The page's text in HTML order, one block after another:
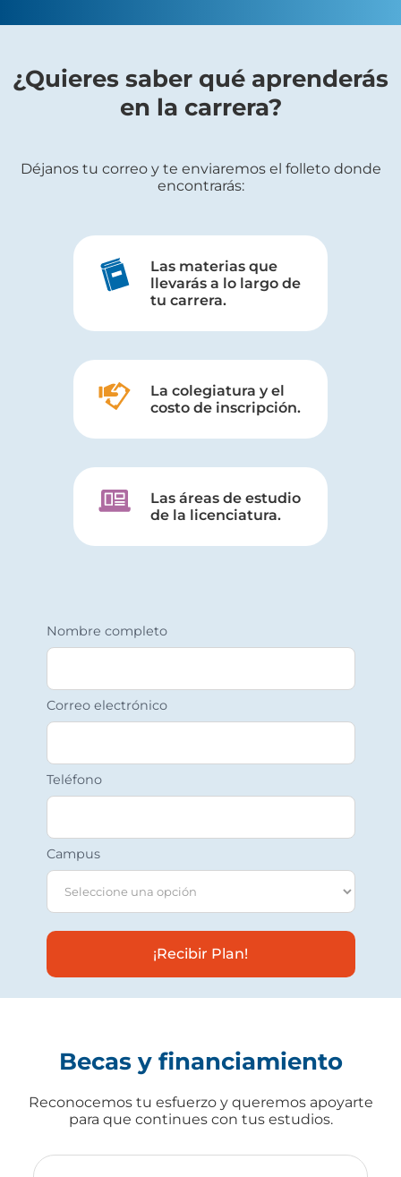
¿Quieres saber qué aprenderás
en la carrera?
Déjanos tu correo y te enviaremos el folleto donde
encontrarás:
Las materias que
llevarás a lo largo de
tu carrera.
La colegiatura y el
costo de inscripción.
Las áreas de estudio
de la licenciatura.
Nombre completo
Correo electrónico
Teléfono
Campus
¡Recibir Plan!
Becas y financiamiento
Reconocemos tu esfuerzo y queremos apoyarte
para que continues con tus estudios.